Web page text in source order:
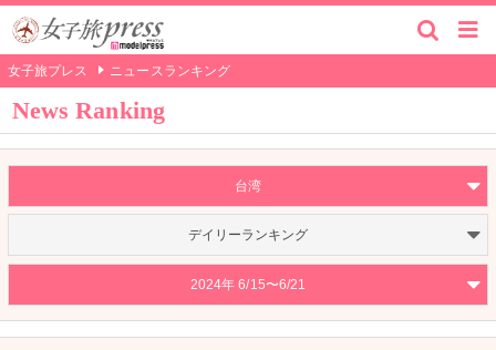
女子旅プレス ニュースランキング
News Ranking
台湾
デイリーランキング
2024年 6/15〜6/21